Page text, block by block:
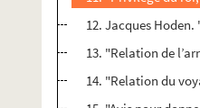
12. Jacques
13. "Relation de
14. "Relation du